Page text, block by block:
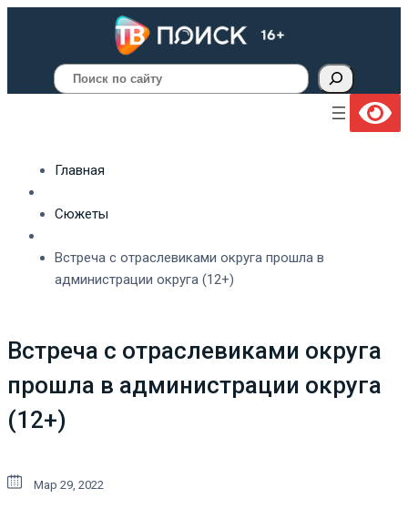
Поиск
Главная
Сюжеты
Встреча с отраслевиками округа прошла в
администрации округа (12+)
Встреча с отраслевиками округа
прошла в администрации округа
(12+)
Мар 29, 2022